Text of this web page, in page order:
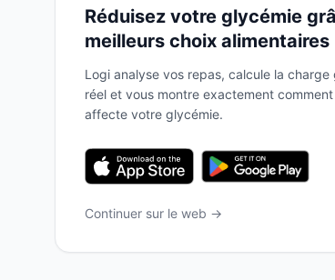
Réduisez votre glycémie
meilleurs choix alimentaires
Logi analyse vos repas, calcule la
réel et vous montre exactement
affecte votre glycémie.
Continuer sur le web →